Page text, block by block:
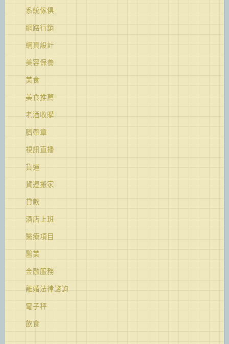
系統傢俱
網路行銷
網頁設計
美容保養
美食
美食推薦
老酒收購
臍帶章
視訊直播
貨運
貨運搬家
貸款
酒店上班
醫療項目
醫美
金融服務
離婚法律諮詢
電子秤
飲食